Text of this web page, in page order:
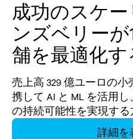
成功のスケ
ンズベリーが
舗を最適化す
売上高 329 億ユーロの小
携して AI と ML を活用
の持続可能性を実現する
詳細を